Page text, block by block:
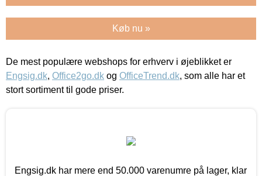
Køb nu »
De mest populære webshops for erhverv i øjeblikket er
Engsig.dk, Office2go.dk og OfficeTrend.dk, som alle har et
stort sortiment til gode priser.
Engsig.dk har mere end 50.000 varenumre på lager, klar